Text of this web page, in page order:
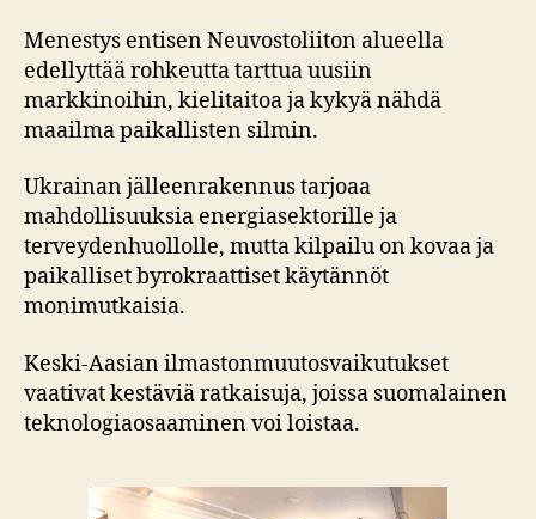
Menestys entisen Neuvostoliiton alueella
edellyttää rohkeutta tarttua uusiin
markkinoihin, kielitaitoa ja kykyä nähdä
maailma paikallisten silmin.
Ukrainan jälleenrakennus tarjoaa
mahdollisuuksia energiasektorille ja
terveydenhuollolle, mutta kilpailu on kovaa ja
paikalliset byrokraattiset käytännöt
monimutkaisia.
Keski-Aasian ilmastonmuutosvaikutukset
vaativat kestäviä ratkaisuja, joissa suomalainen
teknologiaosaaminen voi loistaa.